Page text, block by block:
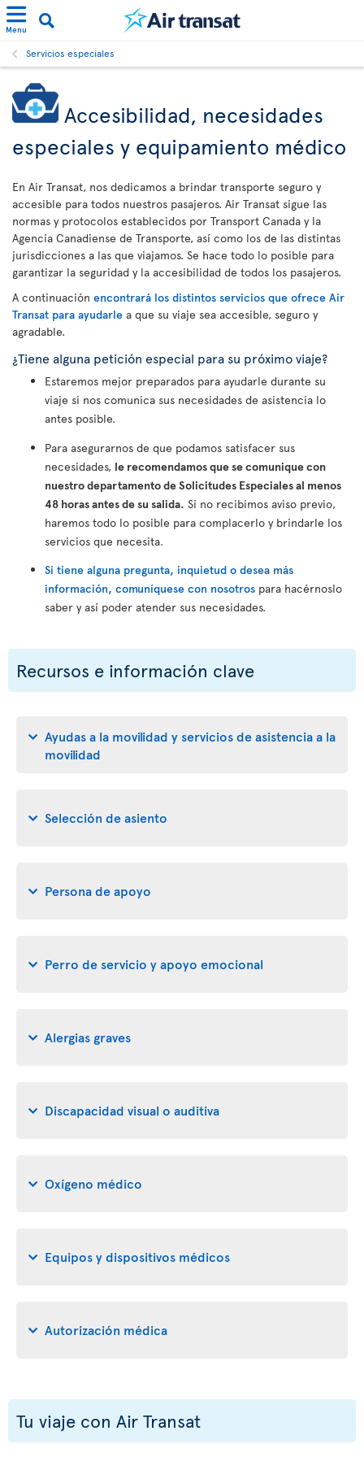
Menu
Servicios especiales
Accesibilidad, necesidades
especiales y equipamiento médico
En Air Transat, nos dedicamos a brindar transporte seguro y
accesible para todos nuestros pasajeros. Air Transat sigue las
normas y protocolos establecidos por Transport Canada y la
Agencia Canadiense de Transporte, así como los de las distintas
jurisdicciones a las que viajamos. Se hace todo lo posible para
garantizar la seguridad y la accesibilidad de todos los pasajeros.
A continuación encontrará los distintos servicios que ofrece Air
Transat para ayudarle a que su viaje sea accesible, seguro y
agradable.
¿Tiene alguna petición especial para su próximo viaje?
Estaremos mejor preparados para ayudarle durante su
viaje si nos comunica sus necesidades de asistencia lo
antes posible.
Para asegurarnos de que podamos satisfacer sus
necesidades, le recomendamos que se comunique con
nuestro departamento de Solicitudes Especiales al menos
48 horas antes de su salida. Si no recibimos aviso previo,
haremos todo lo posible para complacerlo y brindarle los
servicios que necesita.
Si tiene alguna pregunta, inquietud o desea más
información, comuníquese con nosotros para hacérnoslo
saber y así poder atender sus necesidades.
Recursos e información clave
Ayudas a la movilidad y servicios de asistencia a la
movilidad
Selección de asiento
Persona de apoyo
Perro de servicio y apoyo emocional
Alergias graves
Discapacidad visual o auditiva
Oxígeno médico
Equipos y dispositivos médicos
Autorización médica
Tu viaje con Air Transat